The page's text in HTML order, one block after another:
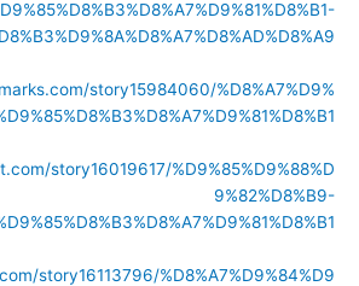
story15984060/%D8%A7%D9%
story16019617/%D9%85%D9%88%D
9%82%D8%B9-
story16113796/%D8%A7%D9%84%D9